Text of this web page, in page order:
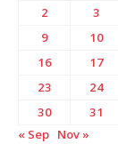
2
3
9
10
16
17
23
24
30
31
« Sep Nov »